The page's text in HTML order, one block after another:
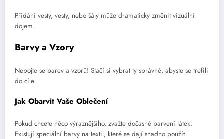
Přidání vesty, vesty, nebo šály může dramaticky změnit vizuální
dojem.
Barvy a Vzory
Nebojte se barev a vzorů! Stačí si vybrat ty správné, abyste se trefili
do cíle.
Jak Obarvit Vaše Oblečení
Pokud chcete něco výraznějšího, zvažte dočasné barvení látek.
Existují speciální barvy na textil, které se dají snadno použít.